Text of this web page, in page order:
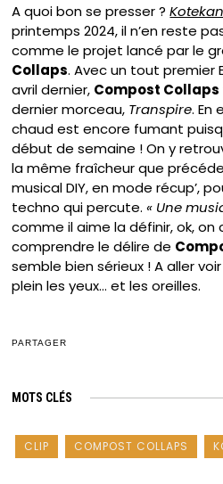
A quoi bon se presser ?
printemps 2024, il n’en reste
comme le projet lancé par le
Collaps. Avec un tout premier
avril dernier, Compost Collaps
dernier morceau, Transpire. En
chaud est encore fumant
début de semaine ! On y
la même fraîcheur que
musical DIY, en mode récup’,
techno qui percute.« Une
comme il aime la définir, ok,
comprendre le délire de
semble bien sérieux ! A aller
plein les yeux… et les oreilles.
PARTAGER
MOTS CLÉS
CLIP COMPOST COLLAPS